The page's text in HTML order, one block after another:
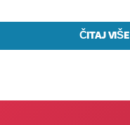
ČITAJ VIŠE